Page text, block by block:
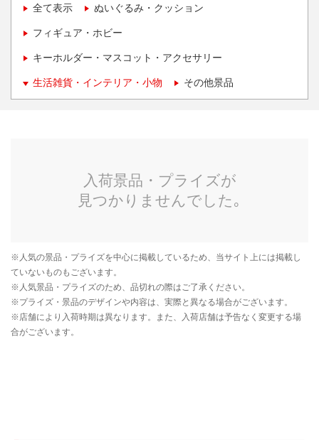
全て表示 ぬいぐるみ・クッション
フィギュア・ホビー
キーホルダー・マスコット・アクセサリー
生活雑貨・インテリア・小物 その他景品